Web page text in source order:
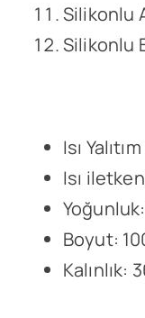
Silikonlu
Silikonlu
Isı
Isı
Boyut:
Kalınlık: